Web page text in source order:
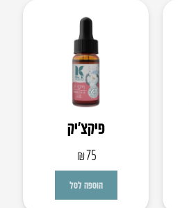
פיקצ’יק
₪75
הוספה לסל